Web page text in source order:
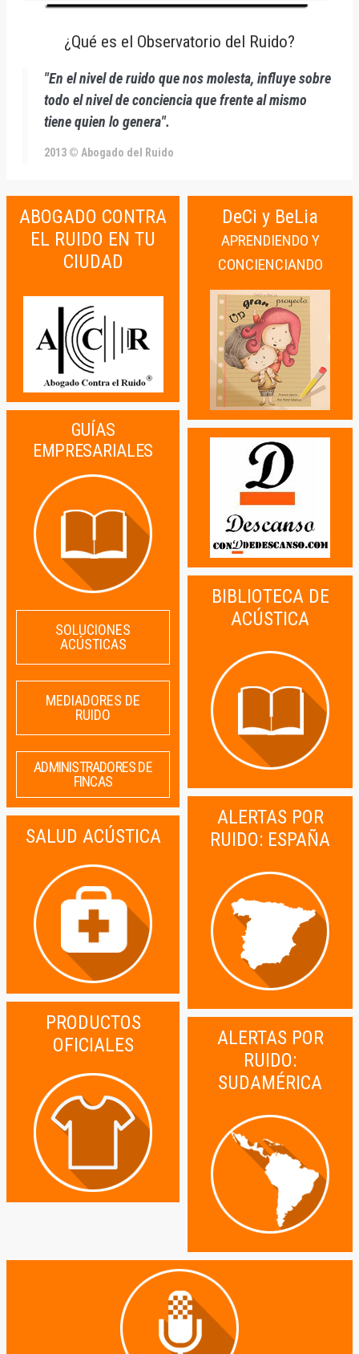
¿Qué es el Observatorio del Ruido?
"En el nivel de ruido que nos molesta, influye sobre
todo el nivel de conciencia que frente al mismo
tiene quien lo genera".
2013 © Abogado del Ruido
ABOGADO CONTRA
EL RUIDO EN TU
CIUDAD
GUÍAS
EMPRESARIALES
SOLUCIONES
ACÚSTICAS
MEDIADORES DE
RUIDO
ADMINISTRADORES DE
FINCAS
SALUD ACÚSTICA
PRODUCTOS
OFICIALES
DeCi y BeLia
APRENDIENDO Y
CONCIENCIANDO
BIBLIOTECA DE
ACÚSTICA
ALERTAS POR
RUIDO: ESPAÑA
ALERTAS POR
RUIDO:
SUDAMÉRICA